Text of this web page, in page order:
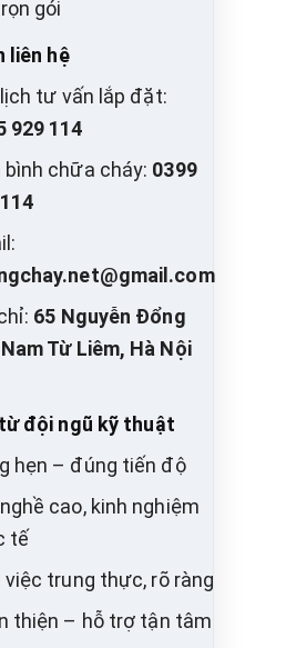
gói
liên hệ
tư vấn lắp đặt:
929 114
bình chữa cháy: 0399
65 Nguyễn Đổng
Từ Liêm, Hà Nội
đội ngũ kỹ thuật
hẹn – đúng tiến độ
cao, kinh nghiệm
tế
việc trung thực, rõ ràng
thiện – hỗ trợ tận tâm